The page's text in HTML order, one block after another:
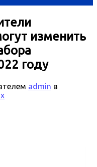
изменить
году
admin в